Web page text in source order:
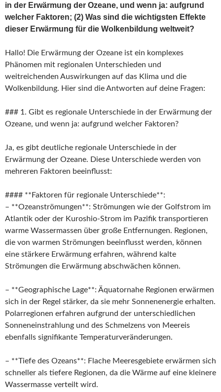
in der Erwärmung der Ozeane, und wenn ja: aufgrund
welcher Faktoren; (2) Was sind die wichtigsten Effekte
dieser Erwärmung für die Wolkenbildung weltweit?
Hallo! Die Erwärmung der Ozeane ist ein komplexes
Phänomen mit regionalen Unterschieden und
weitreichenden Auswirkungen auf das Klima und die
Wolkenbildung. Hier sind die Antworten auf deine Fragen:
### 1. Gibt es regionale Unterschiede in der Erwärmung der
Ozeane, und wenn ja: aufgrund welcher Faktoren?
Ja, es gibt deutliche regionale Unterschiede in der
Erwärmung der Ozeane. Diese Unterschiede werden von
mehreren Faktoren beeinflusst:
#### **Faktoren für regionale Unterschiede**:
– **Ozeanströmungen**: Strömungen wie der Golfstrom im
Atlantik oder der Kuroshio-Strom im Pazifik transportieren
warme Wassermassen über große Entfernungen. Regionen,
die von warmen Strömungen beeinflusst werden, können
eine stärkere Erwärmung erfahren, während kalte
Strömungen die Erwärmung abschwächen können.
– **Geographische Lage**: Äquatornahe Regionen erwärmen
sich in der Regel stärker, da sie mehr Sonnenenergie erhalten.
Polarregionen erfahren aufgrund der unterschiedlichen
Sonneneinstrahlung und des Schmelzens von Meereis
ebenfalls signifikante Temperaturveränderungen.
– **Tiefe des Ozeans**: Flache Meeresgebiete erwärmen sich
schneller als tiefere Regionen, da die Wärme auf eine kleinere
Wassermasse verteilt wird.